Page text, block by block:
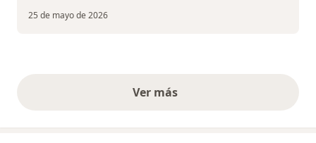
25 de mayo de 2026
Ver másopiniones anteriores